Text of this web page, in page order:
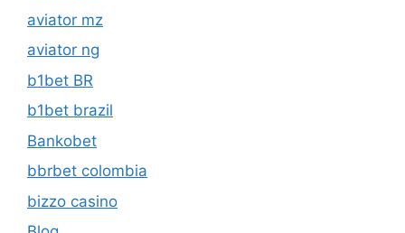
aviator mz
aviator ng
b1bet BR
b1bet brazil
Bankobet
bbrbet colombia
bizzo casino